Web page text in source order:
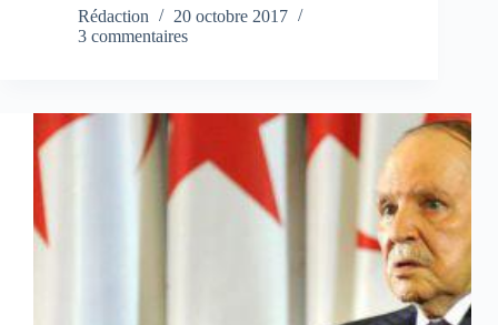
Rédaction
20 octobre 2017
3 commentaires